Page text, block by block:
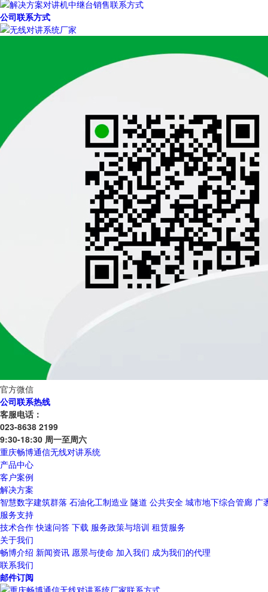
公司联系方式
官方微信
公司联系热线
客服电话：
023-8638 2199
9:30-18:30 周一至周六
重庆畅博通信无线对讲系统
产品中心
客户案例
解决方案
智慧数字建筑群落 石油化工制造业 隧道 公共安全 城市地下综合管廊 广
服务支持
技术合作 快速问答 下载 服务政策与培训 租赁服务
关于我们
畅博介绍 新闻资讯 愿景与使命 加入我们 成为我们的代理
联系我们
邮件订阅